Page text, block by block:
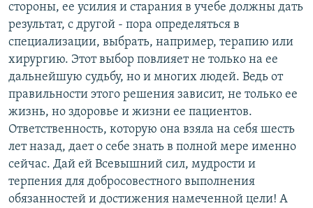
стороны, ее усилия и старания в учебе должны дать
результат, с другой - пора определяться в
специализации, выбрать, например, терапию или
хирургию. Этот выбор повлияет не только на ее
дальнейшую судьбу, но и многих людей. Ведь от
правильности этого решения зависит, не только ее
жизнь, но здоровье и жизни ее пациентов.
Ответственность, которую она взяла на себя шесть
лет назад, дает о себе знать в полной мере именно
сейчас. Дай ей Всевышний сил, мудрости и
терпения для добросовестного выполнения
обязанностей и достижения намеченной цели! А